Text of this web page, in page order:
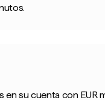
su cuenta con EUR